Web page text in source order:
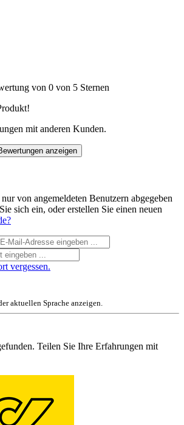
von 0 von 5 Sternen
mit anderen Kunden.
anzeigen
von angemeldeten Benutzern abgegeben
sich ein, oder erstellen Sie einen neuen
vergessen.
aktuellen Sprache anzeigen.
Teilen Sie Ihre Erfahrungen mit